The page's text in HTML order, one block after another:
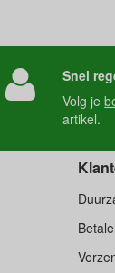
Snel
Volg je
artikel.